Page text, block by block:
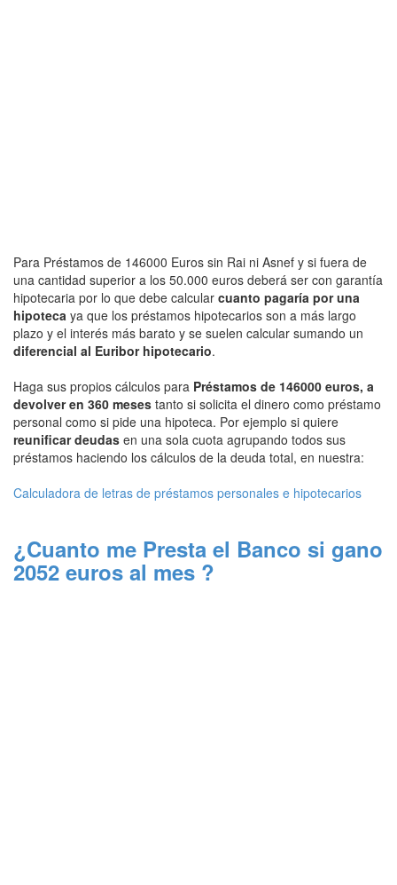
Para Préstamos de 146000 Euros sin Rai ni Asnef y si fuera de
una cantidad superior a los 50.000 euros deberá ser con garantía
hipotecaria por lo que debe calcular cuanto pagaría por una
hipoteca ya que los préstamos hipotecarios son a más largo
plazo y el interés más barato y se suelen calcular sumando un
diferencial al Euribor hipotecario.
Haga sus propios cálculos para Préstamos de 146000 euros, a
devolver en 360 meses tanto si solicita el dinero como préstamo
personal como si pide una hipoteca. Por ejemplo si quiere
reunificar deudas en una sola cuota agrupando todos sus
préstamos haciendo los cálculos de la deuda total, en nuestra:
Calculadora de letras de préstamos personales e hipotecarios
¿Cuanto me Presta el Banco si gano
2052 euros al mes ?